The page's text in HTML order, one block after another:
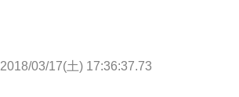
2018/03/17(土) 17:36:37.73